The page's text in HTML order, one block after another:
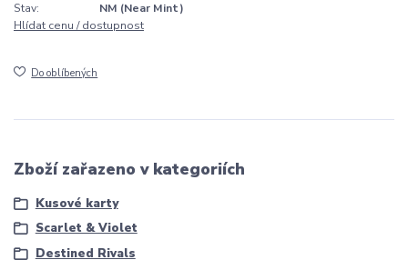
Stav:
NM (Near Mint)
Hlídat cenu / dostupnost
Do oblíbených
Zboží zařazeno v kategoriích
Kusové karty
Scarlet & Violet
Destined Rivals